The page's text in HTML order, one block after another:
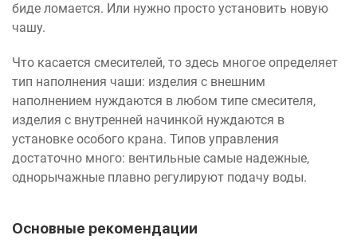
биде ломается. Или нужно просто установить новую
чашу.
Что касается смесителей, то здесь многое определяет
тип наполнения чаши: изделия с внешним
наполнением нуждаются в любом типе смесителя,
изделия с внутренней начинкой нуждаются в
установке особого крана. Типов управления
достаточно много: вентильные самые надежные,
однорычажные плавно регулируют подачу воды.
Основные рекомендации